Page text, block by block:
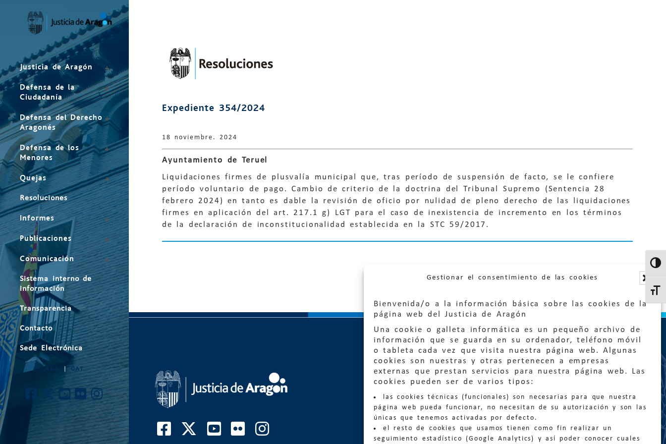
Gestionar el consentimiento de las cookies
Bienvenida/o a la información básica sobre las cookies de la
página web del Justicia de Aragón
Una cookie o galleta informática es un pequeño archivo de
información que se guarda en su ordenador, teléfono móvil
o tableta cada vez que visita nuestra página web. Algunas
cookies son nuestras y otras pertenecen a empresas
externas que prestan servicios para nuestra página web. Las
cookies pueden ser de varios tipos:
las cookies técnicas (funcionales) son necesarias para que nuestra
página web pueda funcionar, no necesitan de su autorización y son las
únicas que tenemos activadas por defecto.
el resto de cookies que usamos tienen como fin realizar un
seguimiento estadístico (Google Analytics) y así poder conocer cuales
Justicia de Aragón
Defensa de la
Ciudadanía
Defensa del Derecho
Aragonés
Defensa de los
Menores
Quejas
Resoluciones
Informes
Publicaciones
Comunicación
Sistema interno de
información
Transparencia
Contacto
Sede Electrónica
ARA CAT
Expediente 354/2024
18 noviembre. 2024
Ayuntamiento de Teruel
Liquidaciones firmes de plusvalía municipal que, tras período de suspensión de facto, se le confiere
período voluntario de pago. Cambio de criterio de la doctrina del Tribunal Supremo (Sentencia 28
febrero 2024) en tanto es dable la revisión de oficio por nulidad de pleno derecho de las liquidaciones
firmes en aplicación del art. 217.1 g) LGT para el caso de inexistencia de incremento en los términos
de la declaración de inconstitucionalidad establecida en la STC 59/2017.
Quejas:quejas@eljusticiadearagon.es
Información general:
informacion@eljusticiadearagon.es
Teléfonos: 900 210 210/ 976 399 354